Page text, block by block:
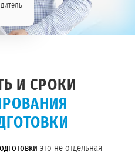
И СРОКИ
это не отдельная